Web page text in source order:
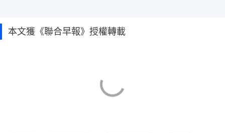
本文獲《聯合早報》授權轉載